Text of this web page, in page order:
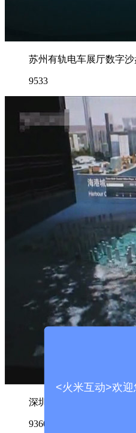
苏州有轨电车展厅数字
9533
深圳中信海港城地产三维
9360
<火米互动>欢